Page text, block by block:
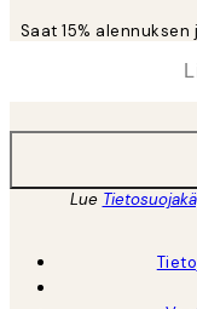
Saat 15%
Lue